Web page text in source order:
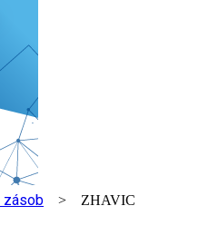
zásob > ZHAVIC